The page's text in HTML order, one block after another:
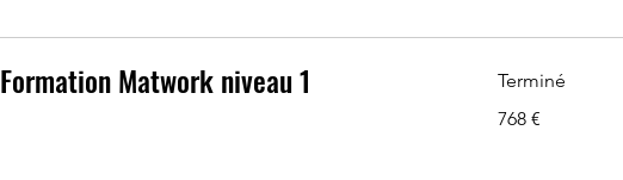
Formation Matwork niveau 1 Terminé
euros
768 €